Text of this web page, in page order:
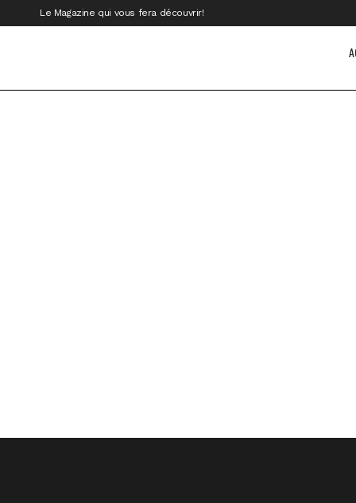
Le Magazine qui vous fera découvrir!